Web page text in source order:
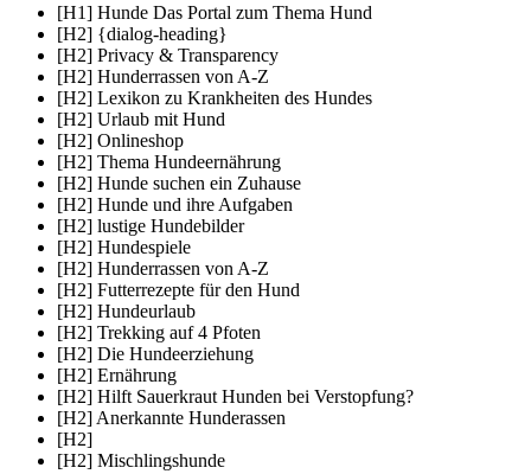
[H1] Hunde Das Portal zum Thema Hund
[H2] {dialog-heading}
[H2] Privacy & Transparency
[H2] Hunderrassen von A-Z
[H2] Lexikon zu Krankheiten des Hundes
[H2] Urlaub mit Hund
[H2] Onlineshop
[H2] Thema Hundeernährung
[H2] Hunde suchen ein Zuhause
[H2] Hunde und ihre Aufgaben
[H2] lustige Hundebilder
[H2] Hundespiele
[H2] Hunderrassen von A-Z
[H2] Futterrezepte für den Hund
[H2] Hundeurlaub
[H2] Trekking auf 4 Pfoten
[H2] Die Hundeerziehung
[H2] Ernährung
[H2] Hilft Sauerkraut Hunden bei Verstopfung?
[H2] Anerkannte Hunderassen
[H2]
[H2] Mischlingshunde